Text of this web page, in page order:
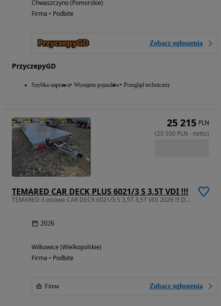
Chwaszczyno (Pomorskie)
Firma • Podbite
Zobacz ogłoszenia
PrzyczepyGD
Szybka naprawa Wynajem pojazdów Przegląd techniczny
TEMARED CAR DECK PLUS 6021/3 S 3,5T VDI !!!
TEMARED 3 osiowa CAR DECK 6021/3 S 3,5T 3,5T VDI 2026 !!! DOSTĘPNA
2026
Wilkowice (Wielkopolskie)
Firma • Podbite
Firma Zobacz ogłoszenia
25 215 PLN
(20 500 PLN - netto)